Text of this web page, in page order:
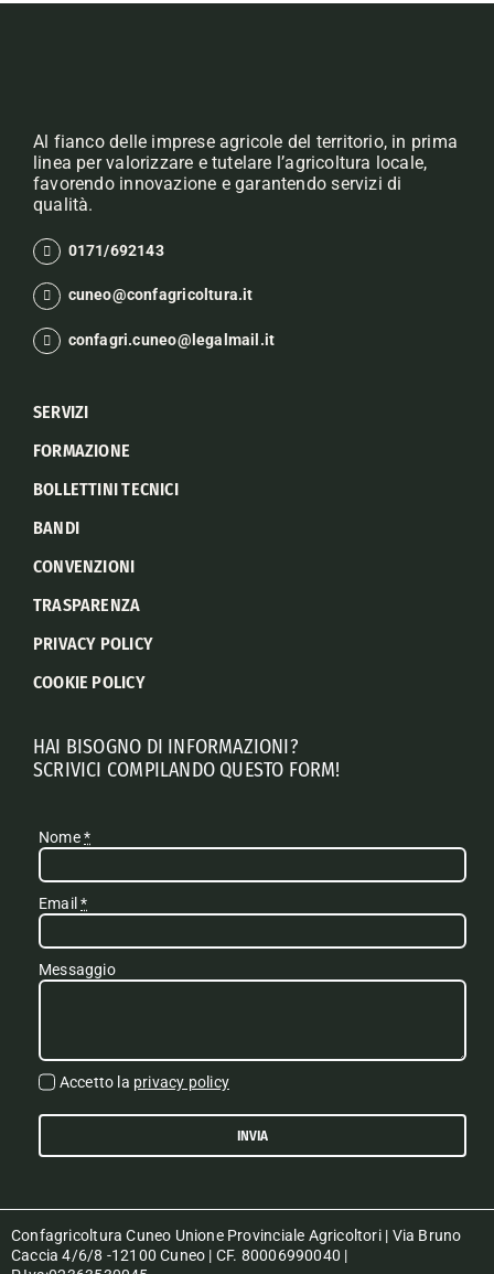
Al fianco delle imprese agricole del territorio, in prima
linea per valorizzare e tutelare l’agricoltura locale,
favorendo innovazione e garantendo servizi di
qualità.
0171/692143
cuneo@confagricoltura.it
confagri.cuneo@legalmail.it
SERVIZI
FORMAZIONE
BOLLETTINI TECNICI
BANDI
CONVENZIONI
TRASPARENZA
PRIVACY POLICY
COOKIE POLICY
HAI BISOGNO DI INFORMAZIONI?
SCRIVICI COMPILANDO QUESTO FORM!
Nome*
Email*
Messaggio
Accetto la privacy policy
INVIA
Confagricoltura Cuneo Unione Provinciale Agricoltori | Via Bruno
Caccia 4/6/8 -12100 Cuneo | CF. 80006990040 |